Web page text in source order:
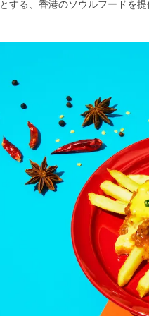
する、香港のソウルフードを